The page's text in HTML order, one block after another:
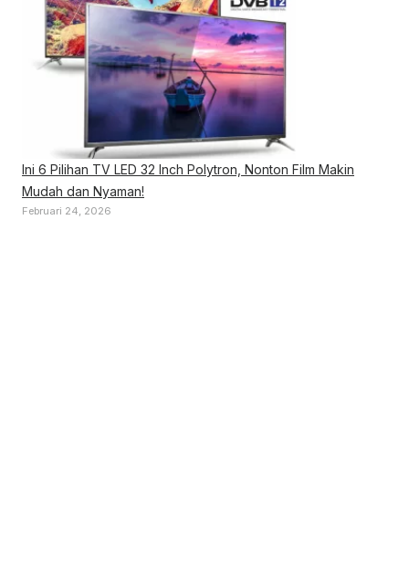
Ini 6 Pilihan TV LED 32 Inch Polytron, Nonton Film Makin
Mudah dan Nyaman!
Februari 24, 2026